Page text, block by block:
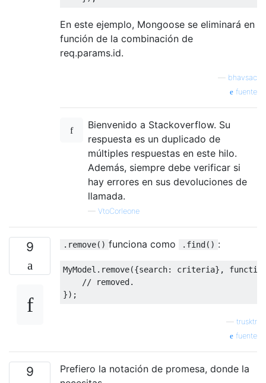
En este ejemplo, Mongoose se eliminará en
función de la combinación de
req.params.id.
bhavsac
fuente
Bienvenido a Stackoverflow. Su
respuesta es un duplicado de
múltiples respuestas en este hilo.
Además, siempre debe verificar si
hay errores en sus devoluciones de
llamada.
— VtoCorleone
9 .remove() funciona como .find() :
MyModel . remove({search: criteria},
// removed.
});
trusktr
fuente
9
Prefiero la notación de promesa, donde la